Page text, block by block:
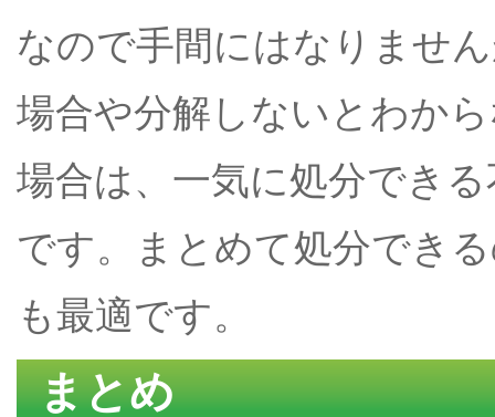
なので手間にはなりませ
場合や分解しないとわか
場合は、一気に処分でき
です。まとめて処分でき
も最適です。
まとめ